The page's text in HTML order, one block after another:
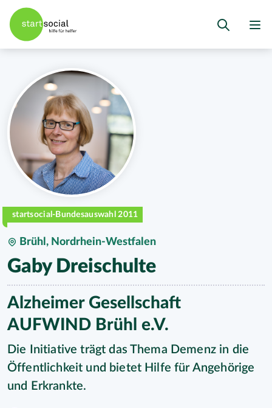
startsocial-Bundesauswahl 2011
Brühl, Nordrhein-Westfalen
Gaby Dreischulte
Alzheimer Gesellschaft
AUFWIND Brühl e.V.
Die Initiative trägt das Thema Demenz in die
Öffentlichkeit und bietet Hilfe für Angehörige
und Erkrankte.